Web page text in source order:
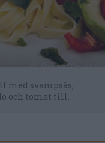
med svampsås,
och tomat till.